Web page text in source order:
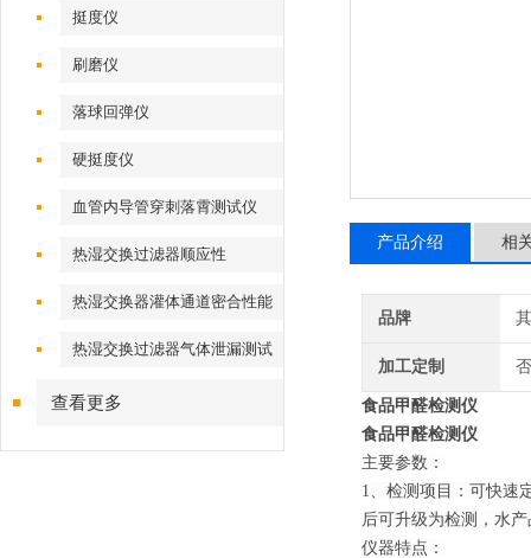
挺度仪
刷磨仪
落球回弹仪
硬挺度仪
血管内导管穿刺落霄测试仪
热湿交换过滤器顺应性
热湿交换器灌体通道密合性能
热湿交换过滤器气体泄漏测试
查看更多
产品介绍 相
品牌
加工定制 否
食品甲醛检测仪
食品甲醛检测仪
主要参数：
1、检测项目：可快速
后可升级为检测，水
仪器特点：